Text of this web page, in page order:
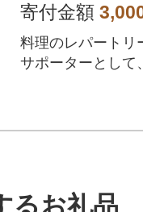
寄付金額
料理のレパートリ
サポーターとして
るお礼品